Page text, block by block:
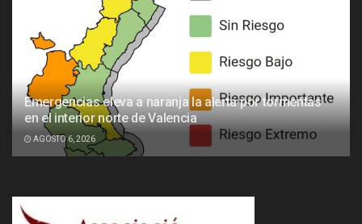
Emergencias eleva a naranja la alerta por tormentas
en el interior norte de Valencia
AGOSTO 6, 2026